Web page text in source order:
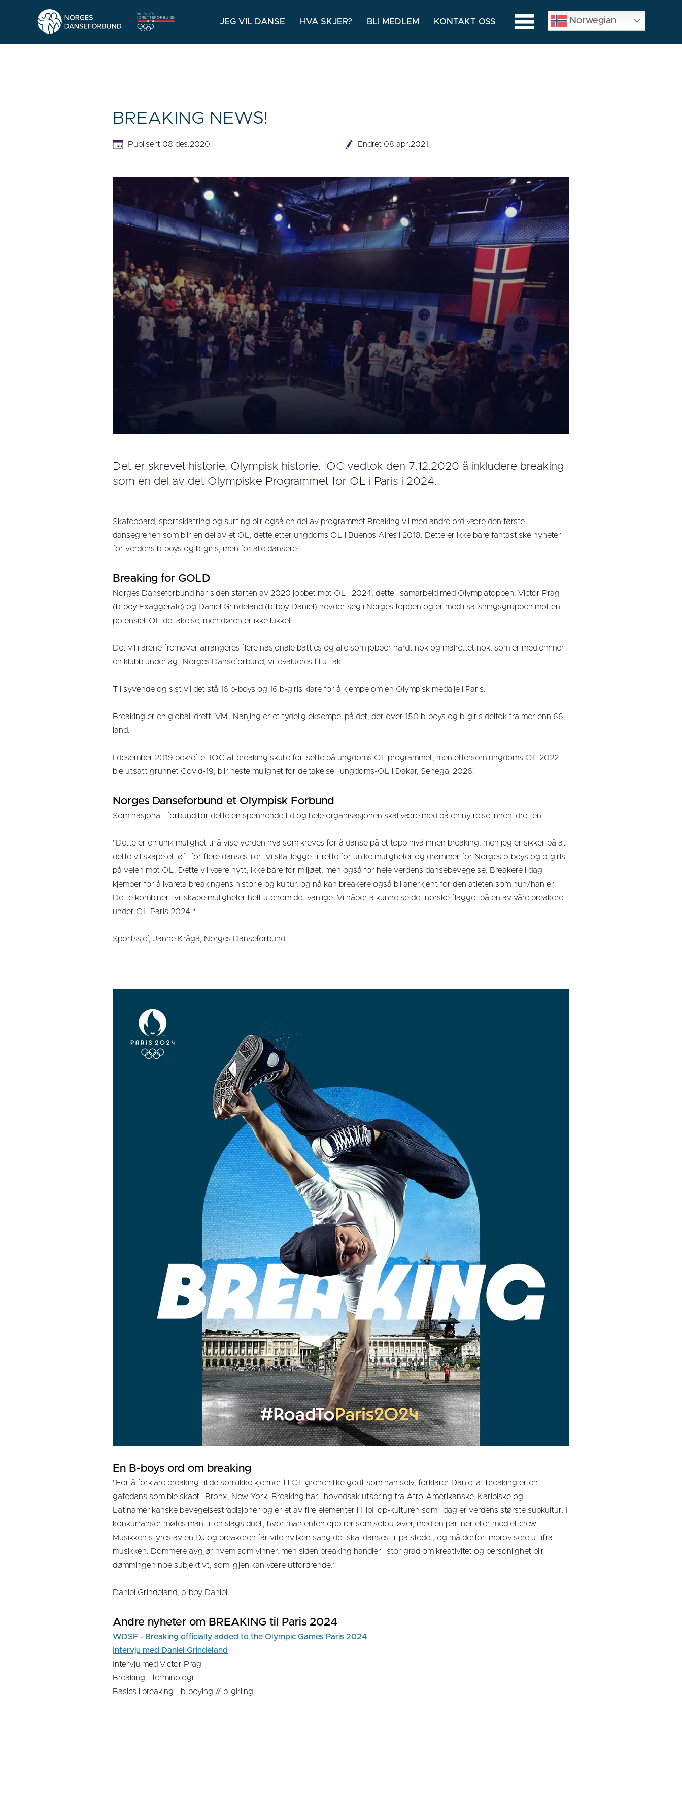
JEG VIL DANSE HVA SKJER? BLI MEDLEM KONTAKT OSS Norwegian
BREAKING NEWS!
Publisert 08.des.2020 Endret 08.apr.2021
Det er skrevet historie, Olympisk historie. IOC vedtok den 7.12.2020 å inkludere breaking
som en del av det Olympiske Programmet for OL i Paris i 2024.
Skateboard, sportsklatring og surfing blir også en del av programmet.Breaking vil med andre ord være den første
dansegrenen som blir en del av et OL, dette etter ungdoms OL i Buenos Aires i 2018. Dette er ikke bare fantastiske nyheter
for verdens b-boys og b-girls, men for alle dansere.
Breaking for GOLD
Norges Danseforbund har siden starten av 2020 jobbet mot OL i 2024, dette i samarbeid med Olympiatoppen. Victor Prag
(b-boy Exaggerate) og Daniel Grindeland (b-boy Daniel) hevder seg i Norges toppen og er med i satsningsgruppen mot en
potensiell OL deltakelse, men døren er ikke lukket.
Det vil i årene fremover arrangeres flere nasjonale battles og alle som jobber hardt nok og målrettet nok, som er medlemmer i
en klubb underlagt Norges Danseforbund, vil evalueres til uttak.
Til syvende og sist vil det stå 16 b-boys og 16 b-girls klare for å kjempe om en Olympisk medalje i Paris.
Breaking er en global idrett. VM i Nanjing er et tydelig eksempel på det, der over 150 b-boys og b-girls deltok fra mer enn 66
land.
I desember 2019 bekreftet IOC at breaking skulle fortsette på ungdoms OL-programmet, men ettersom ungdoms OL 2022
ble utsatt grunnet Covid-19, blir neste mulighet for deltakelse i ungdoms-OL i Dakar, Senegal 2026.
Norges Danseforbund et Olympisk Forbund
Som nasjonalt forbund blir dette en spennende tid og hele organisasjonen skal være med på en ny reise innen idretten.
"Dette er en unik mulighet til å vise verden hva som kreves for å danse på et topp nivå innen breaking, men jeg er sikker på at
dette vil skape et løft for flere dansestiler. Vi skal legge til rette for unike muligheter og drømmer for Norges b-boys og b-girls
på veien mot OL. Dette vil være nytt, ikke bare for miljøet, men også for hele verdens dansebevegelse. Breakere i dag
kjemper for å ivareta breakingens historie og kultur, og nå kan breakere også bli anerkjent for den atleten som hun/han er.
Dette kombinert vil skape muligheter helt utenom det vanlige. Vi håper å kunne se det norske flagget på en av våre breakere
under OL Paris 2024."
Sportssjef, Janne Krågå, Norges Danseforbund.
En B-boys ord om breaking
"For å forklare breaking til de som ikke kjenner til OL-grenen like godt som han selv, forklarer Daniel at breaking er en
gatedans som ble skapt i Bronx, New York. Breaking har i hovedsak utspring fra Afro-Amerikanske, Karibiske og
Latinamerikanske bevegelsestradisjoner og er et av fire elementer i HipHop-kulturen som i dag er verdens største subkultur. I
konkurranser møtes man til en slags duell, hvor man enten opptrer som soloutøver, med en partner eller med et crew.
Musikken styres av en DJ og breakeren får vite hvilken sang det skal danses til på stedet, og må derfor improvisere ut ifra
musikken. Dommere avgjør hvem som vinner, men siden breaking handler i stor grad om kreativitet og personlighet blir
dømmingen noe subjektivt, som igjen kan være utfordrende."
Daniel Grindeland, b-boy Daniel
Andre nyheter om BREAKING til Paris 2024
WDSF - Breaking officially added to the Olympic Games Paris 2024
Intervju med Daniel Grindeland
Intervju med Victor Prag
Breaking - terminologi
Basics i breaking - b-boying // b-girling